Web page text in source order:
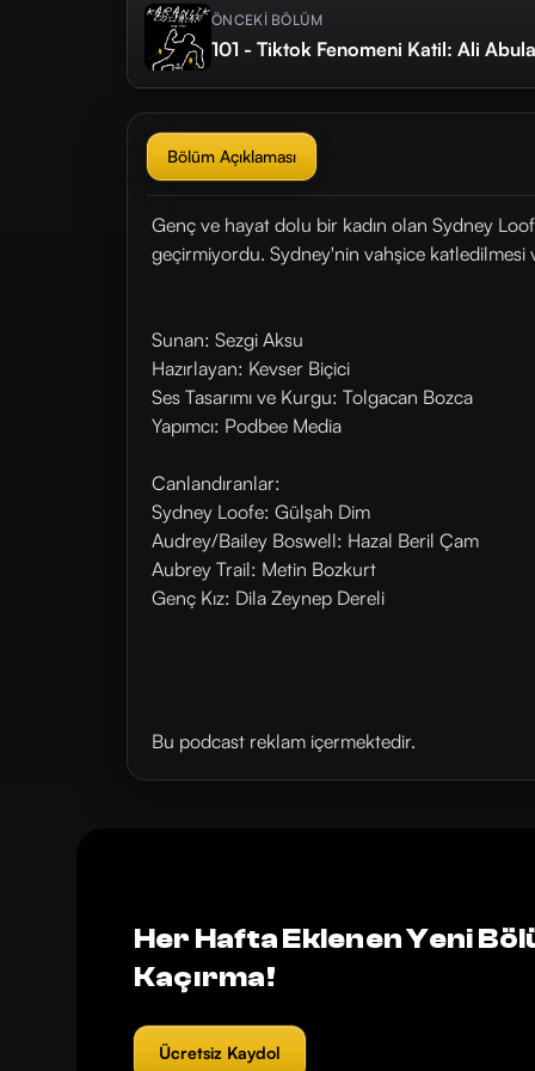
ÖNCEKİ BÖLÜM
101 - Tiktok Fenomeni Katil: Ali
Bölüm Açıklaması
Genç ve hayat dolu bir kadın olan Sydney
geçirmiyordu. Sydney'nin vahşice katledilmesi
Sunan: Sezgi Aksu
Hazırlayan: Kevser Biçici
Ses Tasarımı ve Kurgu: Tolgacan Bozca
Yapımcı: Podbee Media
Canlandıranlar:
Sydney Loofe: Gülşah Dim
Audrey/Bailey Boswell: Hazal Beril Çam
Aubrey Trail: Metin Bozkurt
Genç Kız: Dila Zeynep Dereli
Bu podcast reklam içermektedir.
Her Hafta Eklenen Yeni
Kaçırma!
Ücretsiz Kaydol